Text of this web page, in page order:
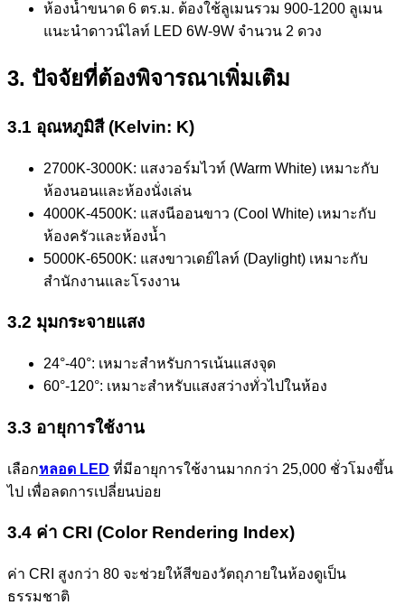
ห้องน้ำขนาด 6 ตร.ม. ต้องใช้ลูเมนรวม 900-1200 ลูเมน
แนะนำดาวน์ไลท์ LED 6W-9W จำนวน 2 ดวง
3. ปัจจัยที่ต้องพิจารณาเพิ่มเติม
3.1 อุณหภูมิสี (Kelvin: K)
2700K-3000K: แสงวอร์มไวท์ (Warm White) เหมาะกับ
ห้องนอนและห้องนั่งเล่น
4000K-4500K: แสงนีออนขาว (Cool White) เหมาะกับ
ห้องครัวและห้องน้ำ
5000K-6500K: แสงขาวเดย์ไลท์ (Daylight) เหมาะกับ
สำนักงานและโรงงาน
3.2 มุมกระจายแสง
24°-40°: เหมาะสำหรับการเน้นแสงจุด
60°-120°: เหมาะสำหรับแสงสว่างทั่วไปในห้อง
3.3 อายุการใช้งาน
เลือกหลอด LED ที่มีอายุการใช้งานมากกว่า 25,000 ชั่วโมงขึ้น
ไป เพื่อลดการเปลี่ยนบ่อย
3.4 ค่า CRI (Color Rendering Index)
ค่า CRI สูงกว่า 80 จะช่วยให้สีของวัตถุภายในห้องดูเป็น
ธรรมชาติ